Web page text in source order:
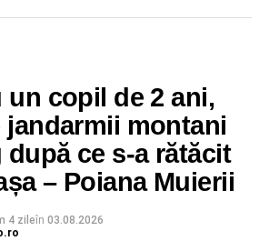
an au participat peste 200 de cadre
țară. Printre participanți s-au aflat
profesori cu experiență, inspectori
școli, consilieri școlari, educatori și
aproape toate disciplinele din
și asumare în școală
un copil de 2 ani,
jandarmii montani
după ce s-a rătăcit
– Poiana Muierii
4 zileîn 03.08.2026